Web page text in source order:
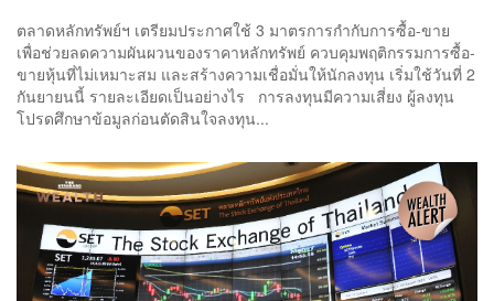
ตลาดหลักทรัพย์ฯ เตรียมประกาศใช้ 3 มาตรการกำกับการซื้อ-ขาย
เพื่อช่วยลดความผันผวนของราคาหลักทรัพย์ ควบคุมพฤติกรรมการซื้อ-
ขายหุ้นที่ไม่เหมาะสม และสร้างความเชื่อมั่นให้นักลงทุน เริ่มใช้วันที่ 2
กันยายนนี้ รายละเอียดเป็นอย่างไร การลงทุนมีความเสี่ยง ผู้ลงทุน
โปรดศึกษาข้อมูลก่อนตัดสินใจลงทุน...